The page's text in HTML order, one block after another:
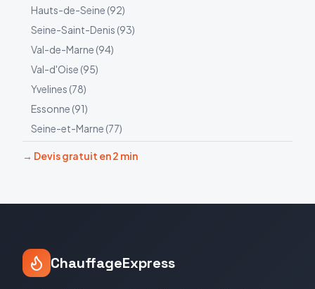
Hauts-de-Seine (92)
Seine-Saint-Denis (93)
Val-de-Marne (94)
Val-d'Oise (95)
Yvelines (78)
Essonne (91)
Seine-et-Marne (77)
→ Devis gratuit en 2 min
ChauffageExpress